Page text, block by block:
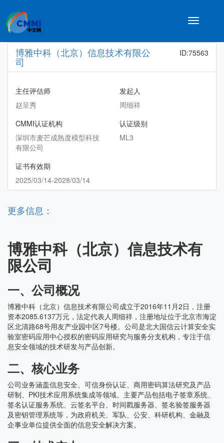
Toggle
博雅中科（北京）信息技术有限公
司
ID:75563
主任评估师
赵呈秀
发起人
周细祥
CMMI认证机构
深圳市麦芒成熟度模型科技
有限公司
认证级别
ML3
证书有效期
2025/03/14-2028/03/14
更多信息：
博雅中科（北京）信息技术有
限公司
一、公司概况
博雅中科（北京）信息技术有限公司成立于2016年11月2日，注册
资本2085.6137万元，法定代表人周细祥，注册地址位于北京市海淀
区北清路68号用友产业园中区7号楼。公司是北大国信云计算安全实
验室密码应用中心授权的密码应用研究与服务分支机构，专注于信
息安全领域的技术研发与产品创新。
二、核心业务
公司业务涵盖信息安全、可信身份认证、商用密码算法研究及产品
研制、PKI技术应用系统集成等领域。主要产品包括电子签章系统、
签名认证服务系统、云签名平台、时间戳服务器、签名验签服务器
及密钥管理系统等，为政府机关、军队、公安、科研机构、金融及
企事业单位提供全面的信息安全解决方案。